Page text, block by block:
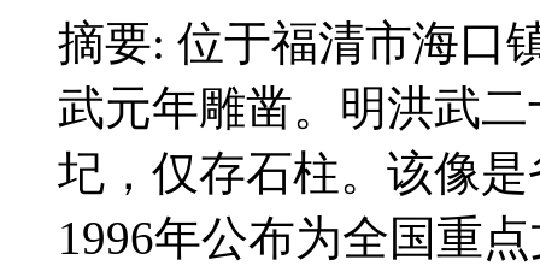
摘要: 位于福清市海口
武元年雕凿。明洪武
圮，仅存石柱。该像
1996年公布为全国重